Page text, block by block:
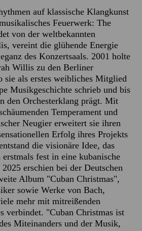
auf klassische Klangkunst
Feuerwerk: The
von der weltbekannten
vereint die glühende Energie
des Konzertsaals. 2001 holte
Willis zu den Berliner
sie als erstes weibliches Mitglied
Musikgeschichte schrieb und bis
den Orchesterklang prägt. Mit
Temperament und
Neugier erweitert sie ihren
Erfolg ihres Projekts
die visionäre Idee, das
fest in eine kubanische
erschien bei der Deutschen
Album "Cuban Christmas",
sowie Werke von Bach,
mehr mit mitreißenden
verbindet. "Cuban Christmas ist
Miteinanders und der Musik,